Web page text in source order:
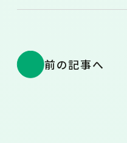
前の記事へ